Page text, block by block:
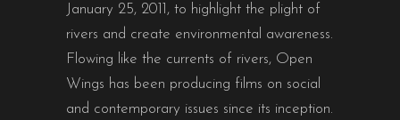
January 25, 2011, to highlight the plight of
rivers and create environmental awareness.
Flowing like the currents of rivers, Open
Wings has been producing films on social
and contemporary issues since its inception.